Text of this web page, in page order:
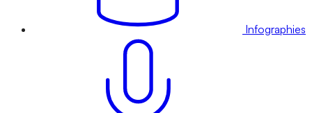
Infographies